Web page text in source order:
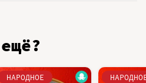
НАРОДНОЕ